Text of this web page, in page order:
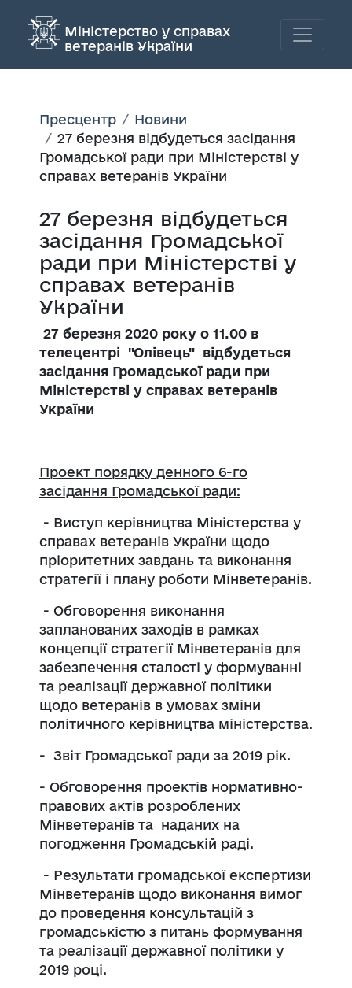
Міністерство у справах
ветеранів України
Пресцентр
Новини
27 березня відбудеться засідання
Громадської ради при Міністерстві у
справах ветеранів України
27 березня відбудеться
засідання Громадської
ради при Міністерстві у
справах ветеранів
України
27 березня 2020 року о 11.00 в
телецентрі "Олівець" відбудеться
засідання Громадської ради при
Міністерстві у справах ветеранів
України
Проект порядку денного 6-го
засідання Громадської ради:
- Виступ керівництва Міністерства у
справах ветеранів України щодо
пріоритетних завдань та виконання
стратегії і плану роботи Мінветеранів.
- Обговорення виконання
запланованих заходів в рамках
концепції стратегії Мінветеранів для
забезпечення сталості у формуванні
та реалізації державної політики
щодо ветеранів в умовах зміни
політичного керівництва міністерства.
- Звіт Громадської ради за 2019 рік.
- Обговорення проектів нормативно-
правових актів розроблених
Мінветеранів та наданих на
погодження Громадській раді.
- Результати громадської експертизи
Мінветеранів щодо виконання вимог
до проведення консультацій з
громадськістю з питань формування
та реалізації державної політики у
2019 році.